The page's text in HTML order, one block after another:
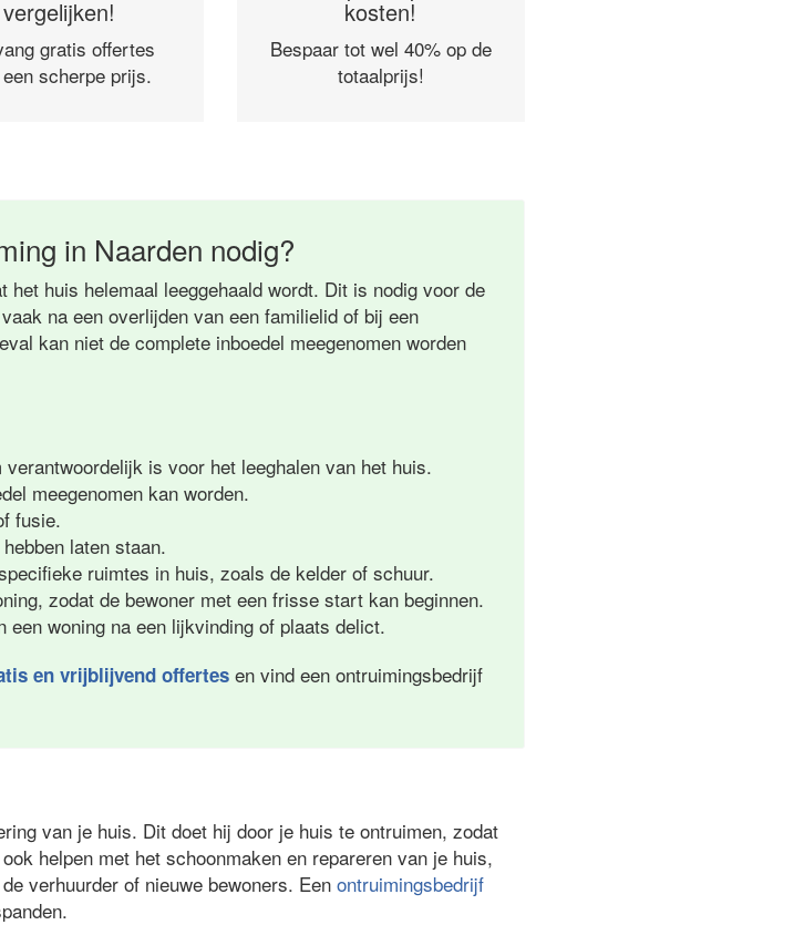
vergelijken!
gratis offertes
scherpe prijs.
kosten!
Bespaar tot wel 40% op de
totaalprijs!
in Naarden nodig?
het huis helemaal leeggehaald wordt. Dit is nodig voor de
na een overlijden van een familielid of bij een
kan niet de complete inboedel meegenomen worden
is voor het leeghalen van het huis.
meegenomen kan worden.
fusie.
laten staan.
ruimtes in huis, zoals de kelder of schuur.
zodat de bewoner met een frisse start kan beginnen.
een woning na een lijkvinding of plaats delict.
en vrijblijvend offertes en vind een ontruimingsbedrijf
van je huis. Dit doet hij door je huis te ontruimen, zodat
helpen met het schoonmaken en repareren van je huis,
verhuurder of nieuwe bewoners. Eenontruimingsbedrijf